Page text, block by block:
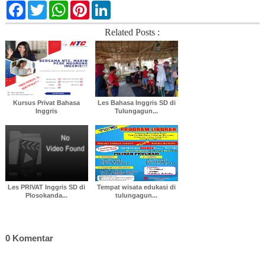
F
c
b
o
o
k
T
w
i
t
e
r
W
a
s
p
p
P
n
L
n
k
e
d
I
n
Related Posts :
Kursus Privat Bahasa
Inggris
Les Bahasa Inggris SD di
Tulungagun...
Les PRIVAT Inggris SD di
Plosokanda...
Tempat wisata edukasi di
tulungagun...
0 Komentar